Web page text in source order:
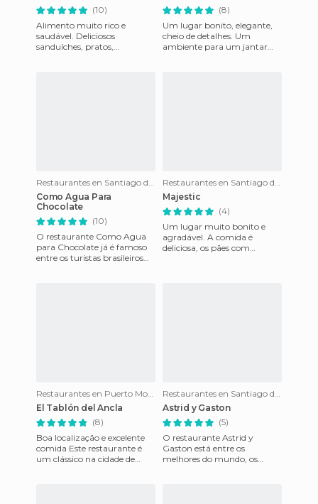
(10)
Alimento muito rico e
saudável. Deliciosos
sanduíches, pratos,
(8)
Um lugar bonito, elegante,
cheio de detalhes. Um
ambiente para um jantar
Restaurantes en Santiago do Chile
Como Agua Para
Chocolate
(10)
O restaurante Como Agua
para Chocolate já é famoso
entre os turistas brasileiros
Restaurantes en Santiago do Chile
Majestic
(4)
Um lugar muito bonito e
agradável. A comida é
deliciosa, os pães com
Restaurantes en Puerto Montt
El Tablón del Ancla
(8)
Boa localização e excelente
comida Este restaurante é
um clássico na cidade de
Restaurantes en Santiago do Chile
Astrid y Gaston
(5)
O restaurante Astrid y
Gaston está entre os
melhores do mundo, os